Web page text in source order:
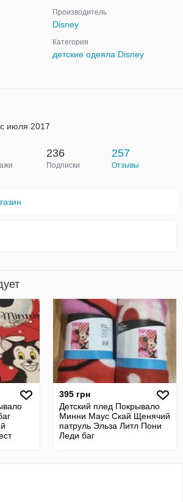
Производитель
Disney
Категория
детские одеяла Disney
июля 2017
236
Подписки
257
Отзывы
395 грн
Детский плед Покрывало
Минни Маус Скай Щенячий
патруль Эльза Литл Пони
Леди баг